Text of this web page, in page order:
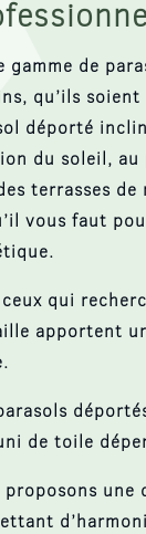
gamme de
qu’ils
déporté
du soleil, au
terrasses
vous faut
qui
apportent
de toile
proposons une